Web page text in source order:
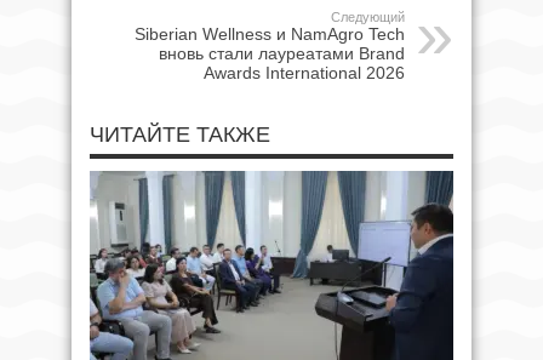
Следующий
Siberian Wellness и NamAgro Tech
вновь стали лауреатами Brand
Awards International 2026
ЧИТАЙТЕ ТАКЖЕ